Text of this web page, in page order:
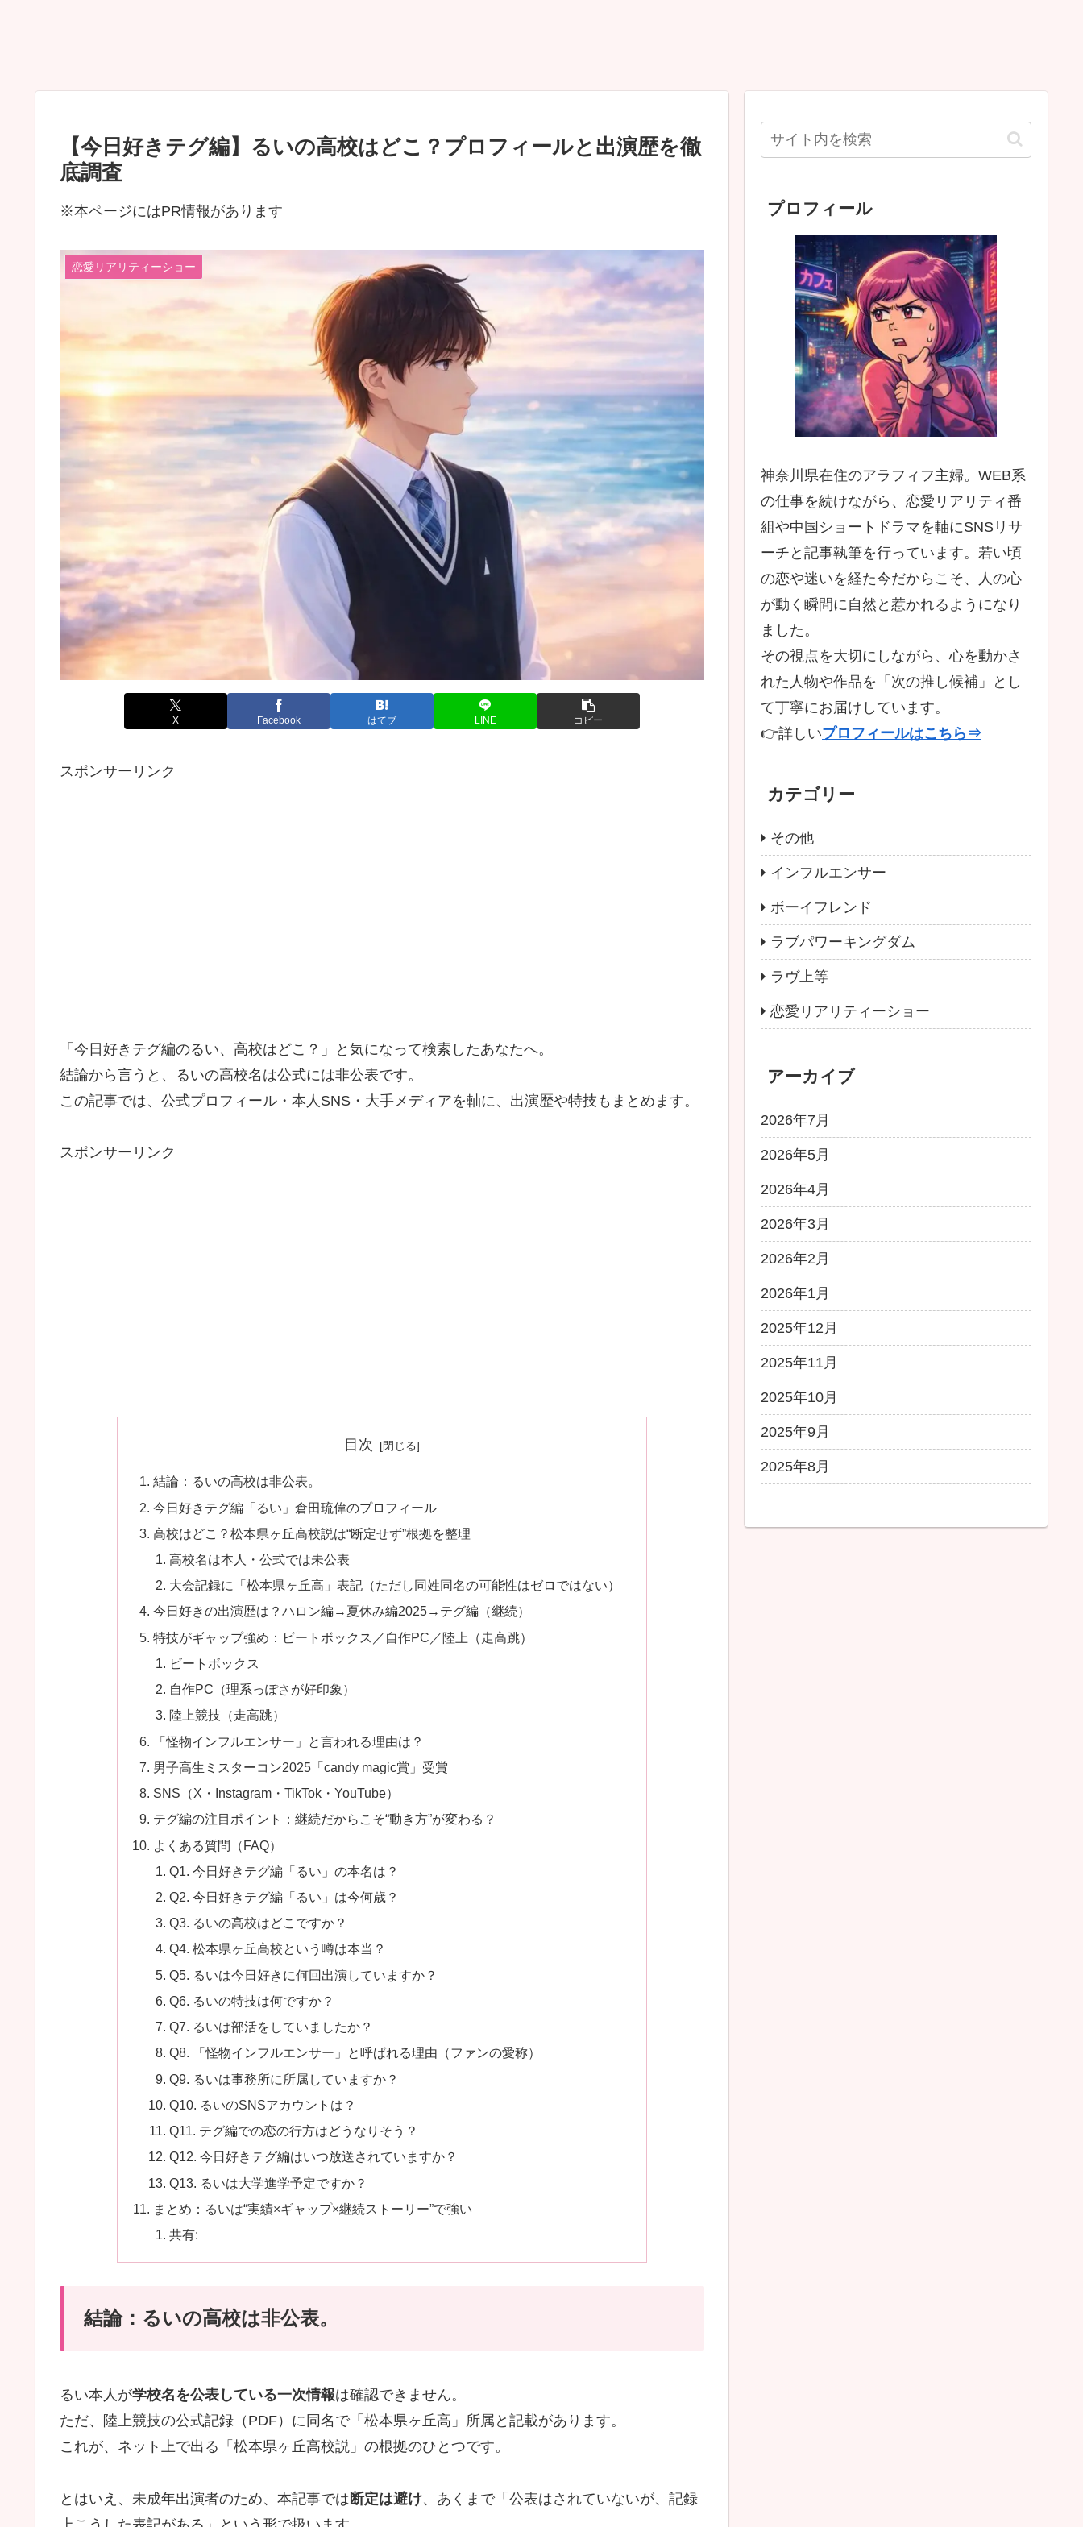
【今日好きテグ編】るいの高校はどこ？プロフィールと出演歴を徹
底調査
※本ページにはPR情報があります
恋愛リアリティーショー
X Facebook はてブ LINE コピー
スポンサーリンク
「今日好きテグ編のるい、高校はどこ？」と気になって検索したあなたへ。
結論から言うと、るいの高校名は公式には非公表です。
この記事では、公式プロフィール・本人SNS・大手メディアを軸に、出演歴や特技もまとめます。
スポンサーリンク
目次
結論：るいの高校は非公表。
今日好きテグ編「るい」倉田琉偉のプロフィール
高校はどこ？松本県ヶ丘高校説は“断定せず”根拠を整理
高校名は本人・公式では未公表
大会記録に「松本県ヶ丘高」表記（ただし同姓同名の可能性はゼロではない）
今日好きの出演歴は？ハロン編→夏休み編2025→テグ編（継続）
特技がギャップ強め：ビートボックス／自作PC／陸上（走高跳）
ビートボックス
自作PC（理系っぽさが好印象）
陸上競技（走高跳）
「怪物インフルエンサー」と言われる理由は？
男子高生ミスターコン2025「candy magic賞」受賞
SNS（X・Instagram・TikTok・YouTube）
テグ編の注目ポイント：継続だからこそ“動き方”が変わる？
よくある質問（FAQ）
Q1. 今日好きテグ編「るい」の本名は？
Q2. 今日好きテグ編「るい」は今何歳？
Q3. るいの高校はどこですか？
Q4. 松本県ヶ丘高校という噂は本当？
Q5. るいは今日好きに何回出演していますか？
Q6. るいの特技は何ですか？
Q7. るいは部活をしていましたか？
Q8. 「怪物インフルエンサー」と呼ばれる理由（ファンの愛称）
Q9. るいは事務所に所属していますか？
Q10. るいのSNSアカウントは？
Q11. テグ編での恋の行方はどうなりそう？
Q12. 今日好きテグ編はいつ放送されていますか？
Q13. るいは大学進学予定ですか？
まとめ：るいは“実績×ギャップ×継続ストーリー”で強い
共有:
結論：るいの高校は非公表。
るい本人が学校名を公表している一次情報は確認できません。
ただ、陸上競技の公式記録（PDF）に同名で「松本県ヶ丘高」所属と記載があります。
これが、ネット上で出る「松本県ヶ丘高校説」の根拠のひとつです。
とはいえ、未成年出演者のため、本記事では断定は避け、あくまで「公表はされていないが、記録
プロフィール
神奈川県在住のアラフィフ主婦。WEB系
の仕事を続けながら、恋愛リアリティ番
組や中国ショートドラマを軸にSNSリサ
ーチと記事執筆を行っています。若い頃
の恋や迷いを経た今だからこそ、人の心
が動く瞬間に自然と惹かれるようになり
ました。
その視点を大切にしながら、心を動かさ
れた人物や作品を「次の推し候補」とし
て丁寧にお届けしています。
👉詳しいプロフィールはこちら⇒
カテゴリー
その他
インフルエンサー
ボーイフレンド
ラブパワーキングダム
ラヴ上等
恋愛リアリティーショー
アーカイブ
2026年7月
2026年5月
2026年4月
2026年3月
2026年2月
2026年1月
2025年12月
2025年11月
2025年10月
2025年9月
2025年8月